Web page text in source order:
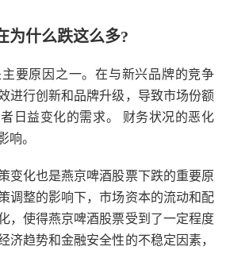
为什么跌这么多?
要原因之一。在与新兴品牌的竞争
进行创新和品牌升级，导致市场份额
日益变化的需求。 财务状况的恶化
响。
变化也是燕京啤酒股票下跌的重要原
调整的影响下，市场资本的流动和配
，使得燕京啤酒股票受到了一定程度
济趋势和金融安全性的不稳定因素，